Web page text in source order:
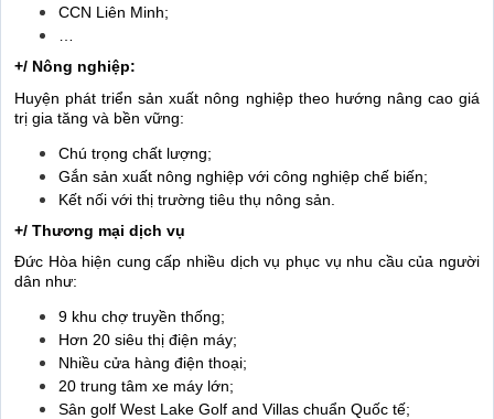
CCN Liên Minh;
…
+/ Nông nghiệp:
Huyện phát triển sản xuất nông nghiệp theo hướng nâng cao giá
trị gia tăng và bền vững:
Chú trọng chất lượng;
Gắn sản xuất nông nghiệp với công nghiệp chế biến;
Kết nối với thị trường tiêu thụ nông sản.
+/ Thương mại dịch vụ
Đức Hòa hiện cung cấp nhiều dịch vụ phục vụ nhu cầu của người
dân như:
9 khu chợ truyền thống;
Hơn 20 siêu thị điện máy;
Nhiều cửa hàng điện thoại;
20 trung tâm xe máy lớn;
Sân golf West Lake Golf and Villas chuẩn Quốc tế;